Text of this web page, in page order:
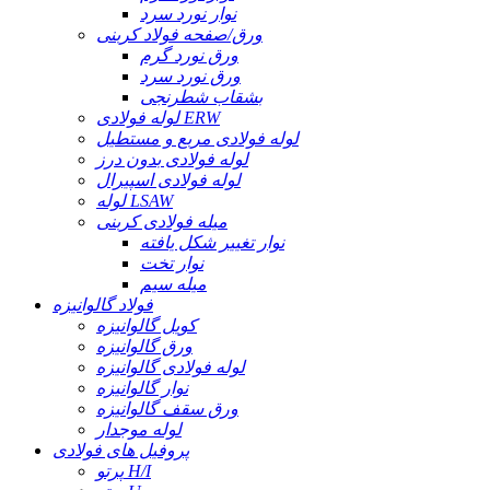
نوار نورد سرد
ورق/صفحه فولاد کربنی
ورق نورد گرم
ورق نورد سرد
بشقاب شطرنجی
لوله فولادی ERW
لوله فولادی مربع و مستطیل
لوله فولادی بدون درز
لوله فولادی اسپیرال
لوله LSAW
میله فولادی کربنی
نوار تغییر شکل یافته
نوار تخت
میله سیم
فولاد گالوانیزه
کویل گالوانیزه
ورق گالوانیزه
لوله فولادی گالوانیزه
نوار گالوانیزه
ورق سقف گالوانیزه
لوله موجدار
پروفیل های فولادی
پرتو H/I